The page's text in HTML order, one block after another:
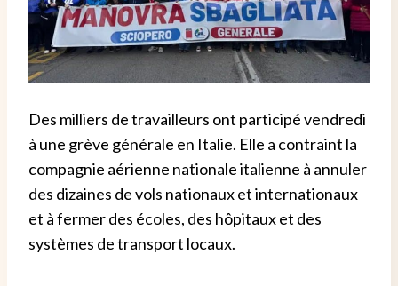
Des milliers de travailleurs ont participé vendredi
à une grève générale en Italie. Elle a contraint la
compagnie aérienne nationale italienne à annuler
des dizaines de vols nationaux et internationaux
et à fermer des écoles, des hôpitaux et des
systèmes de transport locaux.